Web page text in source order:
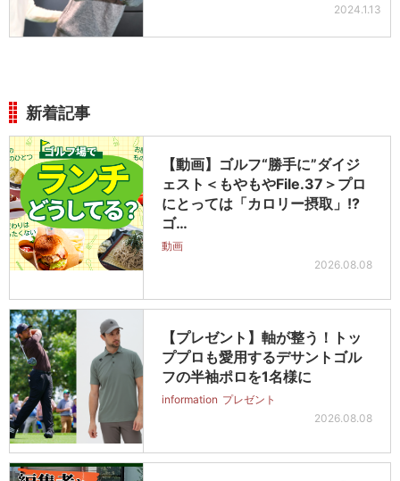
2024.1.13
新着記事
【動画】ゴルフ“勝手に”ダイジ
ェスト＜もやもやFile.37＞プロ
にとっては「カロリー摂取」!?
ゴ…
動画
2026.08.08
【プレゼント】軸が整う！トッ
ププロも愛用するデサントゴル
フの半袖ポロを1名様に
information プレゼント
2026.08.08